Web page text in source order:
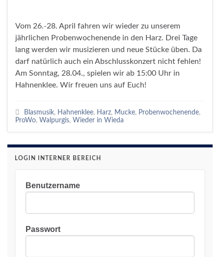
Vom 26.-28. April fahren wir wieder zu unserem
jährlichen Probenwochenende in den Harz. Drei Tage
lang werden wir musizieren und neue Stücke üben. Da
darf natürlich auch ein Abschlusskonzert nicht fehlen!
Am Sonntag, 28.04., spielen wir ab 15:00 Uhr in
Hahnenklee. Wir freuen uns auf Euch!
Blasmusik, Hahnenklee, Harz, Mucke, Probenwochenende,
ProWo, Walpurgis, Wieder in Wieda
LOGIN INTERNER BEREICH
Benutzername
Passwort